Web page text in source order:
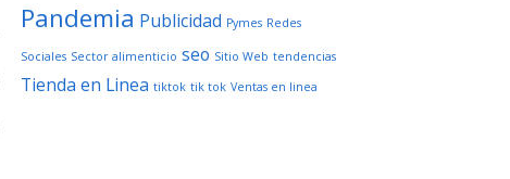
Pandemia Publicidad Pymes Redes
Sociales Sector alimenticio seo Sitio Web tendencias
Tienda en Linea tiktok tik tok Ventas en linea